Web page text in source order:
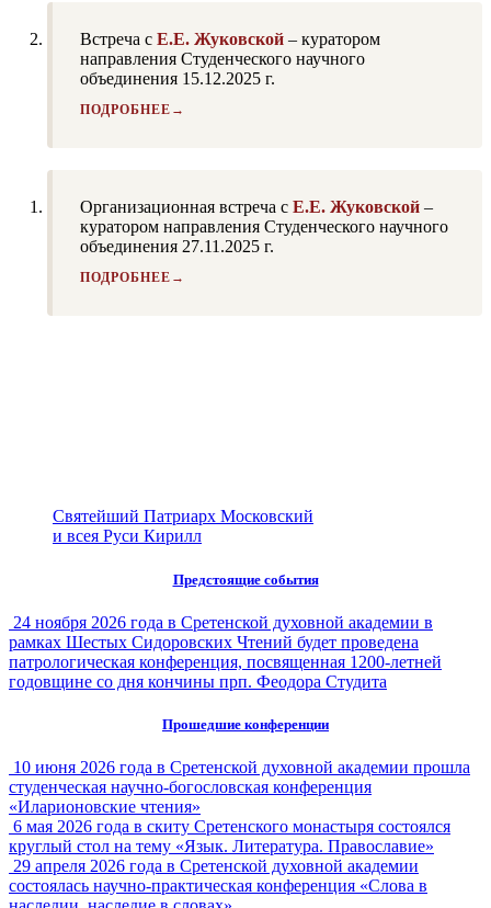
Встреча с Е.Е. Жуковской – куратором
направления Студенческого научного
объединения 15.12.2025 г.
ПОДРОБНЕЕ
Организационная встреча с Е.Е. Жуковской –
куратором направления Студенческого научного
объединения 27.11.2025 г.
ПОДРОБНЕЕ
Святейший Патриарх Московский
и всея Руси Кирилл
Предстоящие события
24 ноября 2026 года в Сретенской духовной академии в
рамках Шестых Сидоровских Чтений будет проведена
патрологическая конференция, посвященная 1200-летней
годовщине со дня кончины прп. Феодора Студита
Прошедшие конференции
10 июня 2026 года в Сретенской духовной академии прошла
студенческая научно-богословская конференция
«Иларионовские чтения»
6 мая 2026 года в скиту Сретенского монастыря состоялся
круглый стол на тему «Язык. Литература. Православие»
29 апреля 2026 года в Сретенской духовной академии
состоялась научно-практическая конференция «Слова в